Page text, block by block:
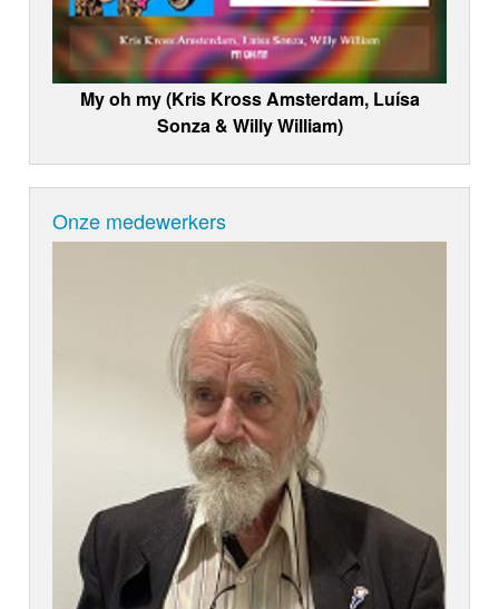
My oh my (Kris Kross Amsterdam, Luísa
Sonza & Willy William)
Onze medewerkers